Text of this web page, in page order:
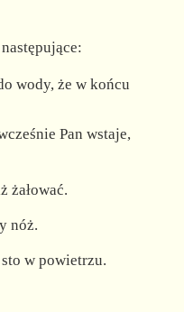
wody, że w końcu
Pan wstaje,
żałować.
nóż.
w powietrzu.